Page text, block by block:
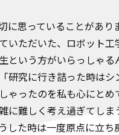
に思っていることがあり
いただいた、ロボット工
という方がいらっしゃる
研究に行き詰った時はシ
ゃったのを私も心にとめ
に難しく考え過ぎてしま
した時は一度原点に立ち